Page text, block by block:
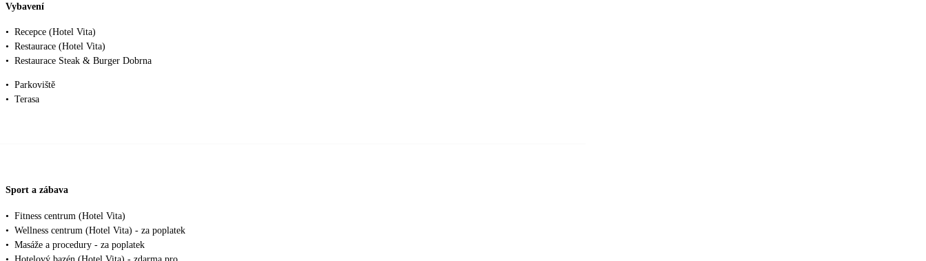
Vybavení
• Recepce (Hotel Vita)
• Restaurace (Hotel Vita)
• Restaurace Steak & Burger Dobrna
• Parkoviště
• Terasa
Sport a zábava
• Fitness centrum (Hotel Vita)
• Wellness centrum (Hotel Vita) - za poplatek
• Masáže a procedury - za poplatek